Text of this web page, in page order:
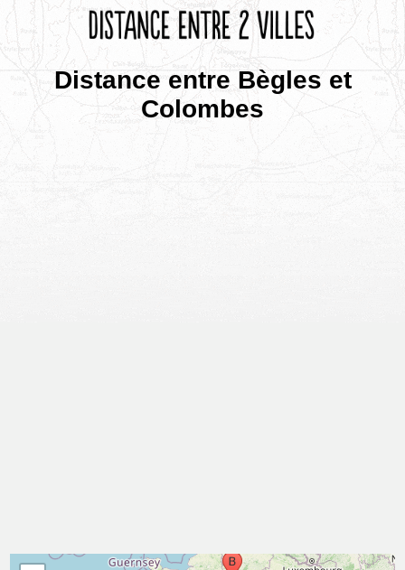
Distance entre Bègles et
Colombes